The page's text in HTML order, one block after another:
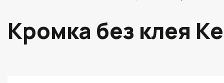
Кромка без клея